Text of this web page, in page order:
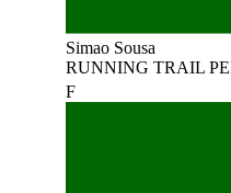
Simao Sousa
RUNNING TRAIL
F